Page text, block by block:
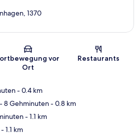
Karte
1370
vor
Ort
Restaurants
- 0.4 km
- 8 Gehminuten- 0.8 km
- 1.1 km
- 1.1 km